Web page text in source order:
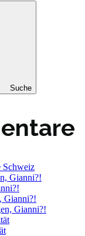
Suche
Schweiz
Gianni?!
Gianni?!
Gianni?!